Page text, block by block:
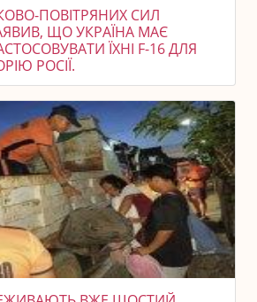
ПОВІТРЯНИХ СИЛ
ЩО УКРАЇНА МАЄ
ЇХНІ F-16 ДЛЯ
РОСІЇ.